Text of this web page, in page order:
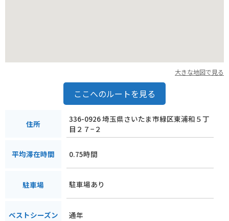
なエリアです。ただし、カーブやアップダウンが多いので、安
全運転を心がけてください。特に、冬季は路面凍結の恐れがあ
らじカツ丼などが挙げられます。そば処 丸花で食事をした後
は、これらの名産品を味わってみるのもおすすめです。
大きな地図で見る
ここへのルートを見る
住所
336-0926 埼玉県さいたま市緑区東浦和５丁
目２７−２
平均滞在時間 0.75時間
駐車場 駐車場あり
ベストシーズン 通年